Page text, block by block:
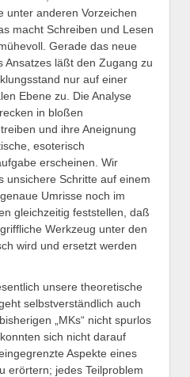
unter anderen Vorzeichen
macht Schreiben und Lesen
Gerade das neue
Ansatzes läßt den Zugang zu
nur auf einer
Ebene zu. Die Analyse
in bloßen
und ihre Aneignung
esoterisch
erscheinen. Wir
unsichere Schritte auf einem
Umrisse noch im
gleichzeitig feststellen, daß
Werkzeug unter den
wird und ersetzt werden
unsere theoretische
selbstverständlich auch
„MKs“ nicht spurlos
sich nicht darauf
Aspekte eines
erörtern; jedes Teilproblem